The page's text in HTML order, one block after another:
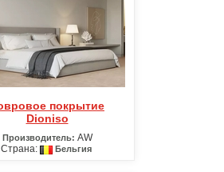
Dioniso
Производитель: AW
Страна:
Бельгия